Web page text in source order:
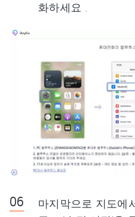
화하세요 .
마지막으로 지도에